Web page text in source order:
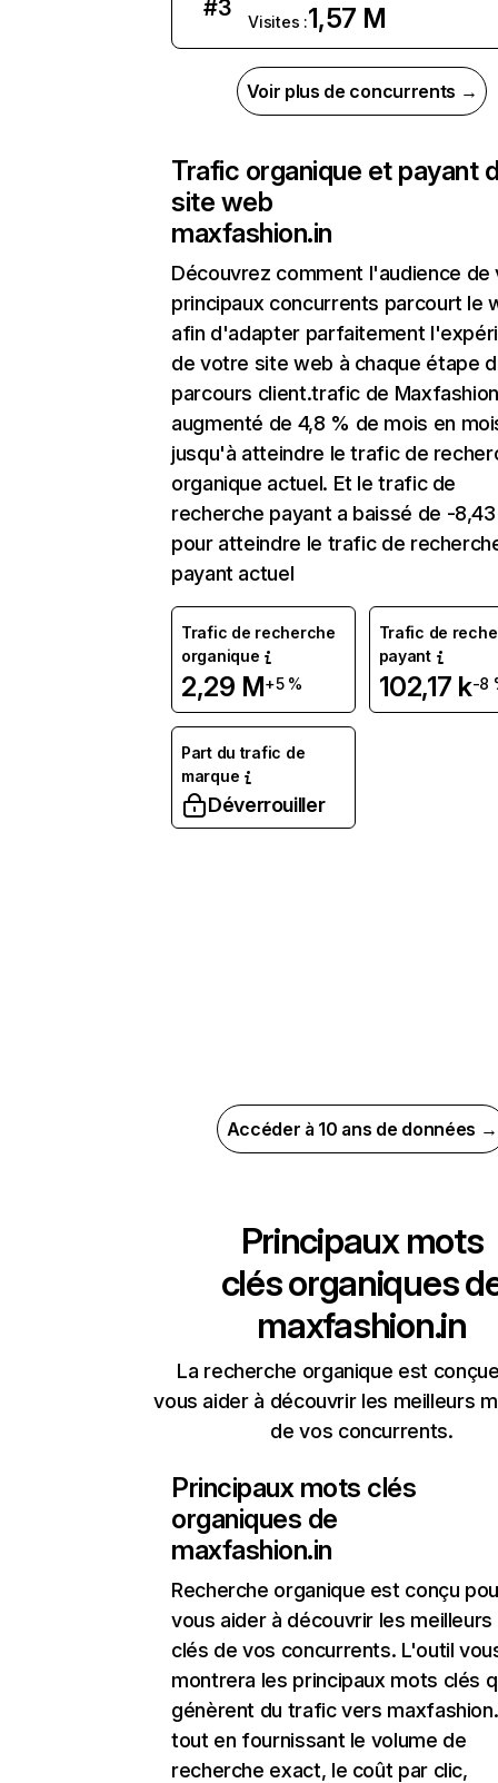
#3
Visites :1,57 M
Voir plus de concurrents →
Trafic organique et payant
site web
maxfashion.in
Découvrez comment l'audience de
principaux concurrents parcourt le
afin d'adapter parfaitement
de votre site web à chaque étape
parcours client.trafic de
augmenté de 4,8 % de mois en
jusqu'à atteindre le trafic de
organique actuel. Et le trafic de
recherche payant a baissé de -
pour atteindre le trafic de
payant actuel
Trafic de recherche
organique
2,29 M+5 %
Trafic de
payant
102,17 k-8
Part du trafic de
marque
Déverrouiller
Accéder à 10 ans de données →
Principaux mots
clés organiques
maxfashion.in
La recherche organique est
vous aider à découvrir les meilleurs
de vos concurrents.
Principaux mots clés
organiques de
maxfashion.in
Recherche organique est conçu
vous aider à découvrir les
clés de vos concurrents. L'outil
montrera les principaux mots clés
génèrent du trafic vers
tout en fournissant le volume de
recherche exact, le coût par clic,